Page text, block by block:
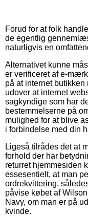
Forud for at folk
de egentlig
naturligvis en
Alternativet kunne
er verificeret af e-
på at internet butikken
udover at internet
sagkyndige som har
bestemmelserne på
mulighed for at blive
i forbindelse med din
Ligeså tilrådes det at
forhold der har
returret hjemmesiden
essesentielt, at man
ordrekvittering,
påvise købet af
Navy, om man er på
kvinde.